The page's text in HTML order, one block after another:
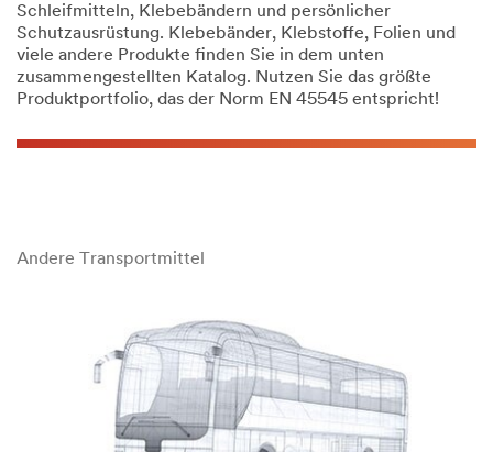
Schleifmitteln, Klebebändern und persönlicher
Schutzausrüstung. Klebebänder, Klebstoffe, Folien und
viele andere Produkte finden Sie in dem unten
zusammengestellten Katalog. Nutzen Sie das größte
Produktportfolio, das der Norm EN 45545 entspricht!
Andere Transportmittel